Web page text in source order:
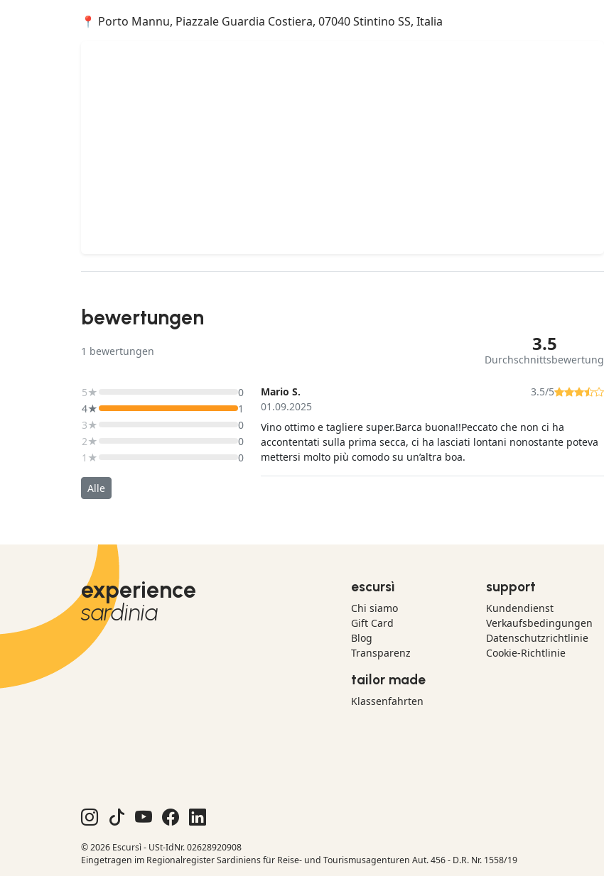
📍 Porto Mannu, Piazzale Guardia Costiera, 07040 Stintino SS, Italia
bewertungen
1 bewertungen 3.5
Durchschnittsbewertung
5★
0
4★
1
3★
0
2★
0
1★
0
Alle
Mario S.
01.09.2025
3.5/5
Vino ottimo e tagliere super.Barca buona!!Peccato che non ci ha
accontentati sulla prima secca, ci ha lasciati lontani nonostante poteva
mettersi molto più comodo su un’altra boa.
experience
sardinia
escursì
Chi siamo
Gift Card
Blog
Transparenz
tailor made
Klassenfahrten
support
Kundendienst
Verkaufsbedingungen
Datenschutzrichtlinie
Cookie-Richtlinie
© 2026 Escursì - USt-IdNr. 02628920908
Eingetragen im Regionalregister Sardiniens für Reise- und Tourismusagenturen Aut. 456 - D.R. Nr. 1558/19